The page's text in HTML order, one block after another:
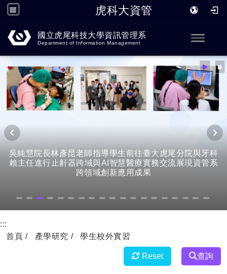
虎科大資管
跳到主要內容
國立虎尾科技大學資訊管理系
Department of Information Management
吳純慧院長林彥昆老師指導學生前往臺大虎尾分院與牙科
賴主任進行止鼾器跨域與AI智慧醫療實務交流展現資管系
跨領域創新應用成果
:::
首頁
產學研究 學生校外實習
Reset 查詢